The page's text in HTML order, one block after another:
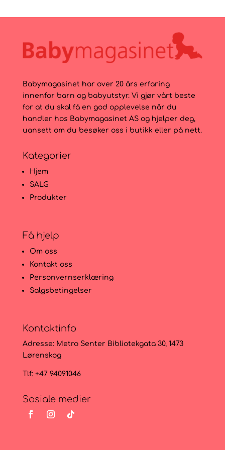
Babymagasinet har over 20 års erfaring
innenfor barn og babyutstyr. Vi gjør vårt beste
for at du skal få en god opplevelse når du
handler hos Babymagasinet AS og hjelper deg,
uansett om du besøker oss i butikk eller på nett.
Kategorier
Hjem
SALG
Produkter
Få hjelp
Om oss
Kontakt oss
Personvernserklæring
Salgsbetingelser
Kontaktinfo
Adresse: Metro Senter Bibliotekgata 30, 1473
Lørenskog
Tlf: +47 94091046
Sosiale medier